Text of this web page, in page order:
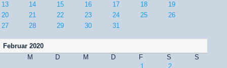
13
14 15 16 17 18
19
20
21 22 23 24 25
26
27
28 29 30 31
Februar 2020
M
D M D F S
S
1
2